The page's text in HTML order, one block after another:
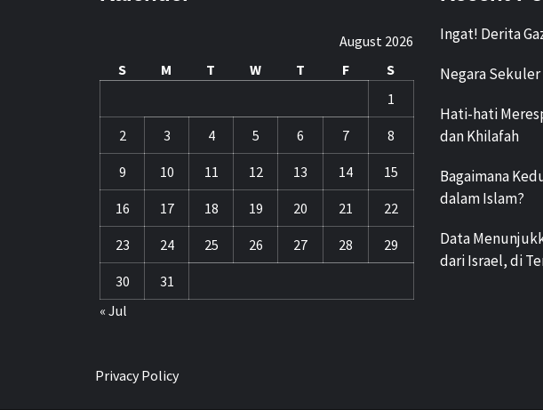
August 2026
S
M T W T F
S
1
2 3 4 5 6 7 8
9 10 11 12 13 14 15
16 17 18 19 20 21 22
23 24 25 26 27 28 29
30
31
« Jul
Ingat! Derita
Negara Sekuler
Hati-hati
dan Khilafah
Bagaimana
dalam Islam?
Data
dari Israel, di
Privacy Policy